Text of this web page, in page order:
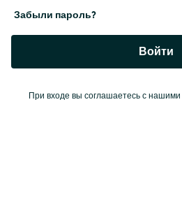
Забыли пароль?
Войти
При входе вы соглашаетесь с нашими